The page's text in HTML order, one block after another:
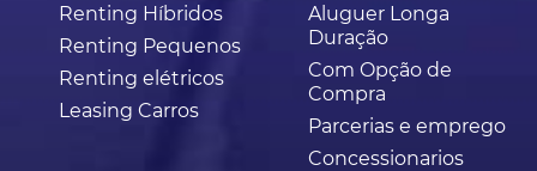
Renting Híbridos
Renting Pequenos
Renting elétricos
Leasing Carros
Aluguer Longa
Duração
Com Opção de
Compra
Parcerias e emprego
Concessionarios